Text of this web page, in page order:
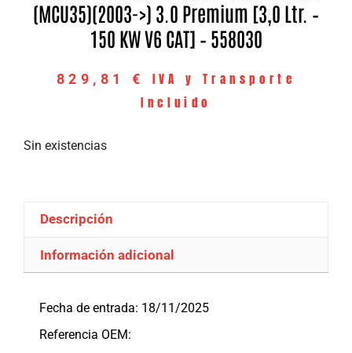
(MCU35)(2003->) 3.0 Premium [3,0 Ltr. –
150 KW V6 CAT] – 558030
829,81 €
IVA y Transporte
Incluido
Sin existencias
Descripción
Información adicional
Fecha de entrada: 18/11/2025
Referencia OEM: